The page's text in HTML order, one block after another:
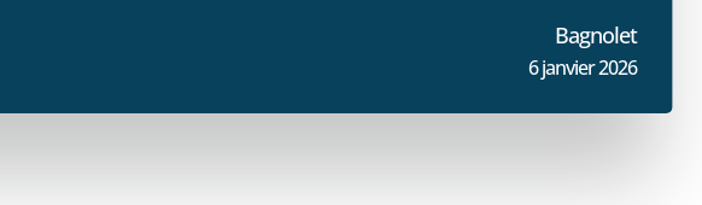
Bagnolet
6 janvier 2026